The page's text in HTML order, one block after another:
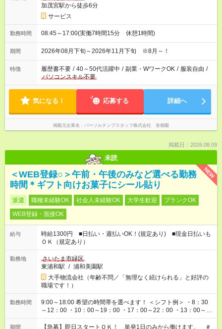
加茂宮駅から徒歩6分
サービス
勤務時間 08:45～17:00(実働7時間15分 休憩1時間)
期間 2026年08月下旬～2026年11月下旬 ※8月～！
特徴 履歴書不要 / 40～50代活躍中 / 副業・WワークOK / 服装自由 /
パソコンスキル不要
気になる！ 応募する 詳細へ
掲載元企業名 パーソルテンプスタッフ株式会社 首都圏
掲載日：2026.08.09
未読
NEW
＜WEB登録○＞午前・午後のみなど選べる勤務
時間＊ギフト向けお菓子にシール貼り
派遣 職種未経験OK 社会人未経験OK 大学生歓迎
ブランクOK
WEB登録・面接OK
給与
時給1300円 ■日払い・週払いOK！(規定あり) ■現金日払いも
ＯＫ（規定あり）
勤務地
さいたま市緑区
東浦和駅 / 浦和美園駅
大手物流会社（年齢不問／「無理なく続けられる」と好評の
職場です！）
勤務時間
9:00～18:00 希望の時間帯を選べます！ ＜シフト例＞ ・8：30
～12：00 ・10：00～19：00 ・17：00～22：00 ・13：00～
22：00 ・22：00～翌6：00 など
期間 【急募】即日スタートＯＫ！ 単発1日のみから働けます。 ＃